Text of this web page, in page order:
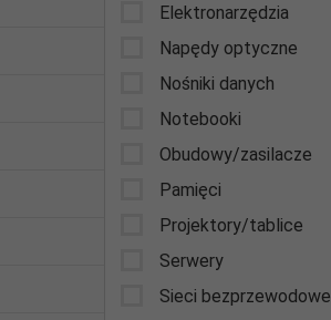
Elektronarzędzia
Napędy optyczne
Nośniki danych
Notebooki
Obudowy/zasilacze
Pamięci
Projektory/tablice
Serwery
Sieci bezprzewodowe